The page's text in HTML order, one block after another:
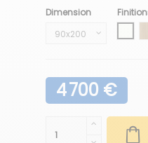
Dimension
4 700 €